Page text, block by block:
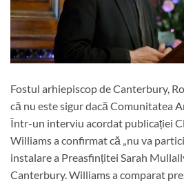
Fostul arhiepiscop de Canterbury,
că nu este sigur dacă Comunitatea
Într-un interviu acordat publicației
Williams a confirmat că „nu va
instalare a Preasfințitei Sarah
Canterbury. Williams a comparat